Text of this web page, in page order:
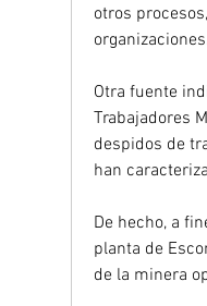
otros
Otra fuente
Trabajadores
despidos de
han
De hecho, a
planta de
de la minera